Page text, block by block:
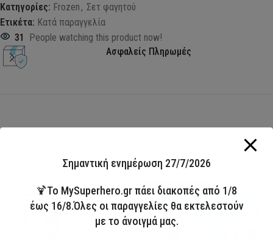
Κατηγορίες: Frozen , Σετ φαγητού
Ετικέτα: Κατά παραγγελία
31
People watching this product now!
Ασφαλείς Πληρωμές
ΜΑΓΙΟ 2026
Άμεσα διαθέσιμο
Σημαντική ενημέρωση 27/7/2026
🍹Το MySuperhero.gr πάει διακοπές από 1/8
έως 16/8.Όλες οι παραγγελίες θα εκτελεστούν
με το άνοιγμά μας.